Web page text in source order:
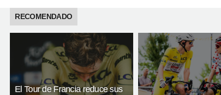
RECOMENDADO
El Tour de Francia reduce sus